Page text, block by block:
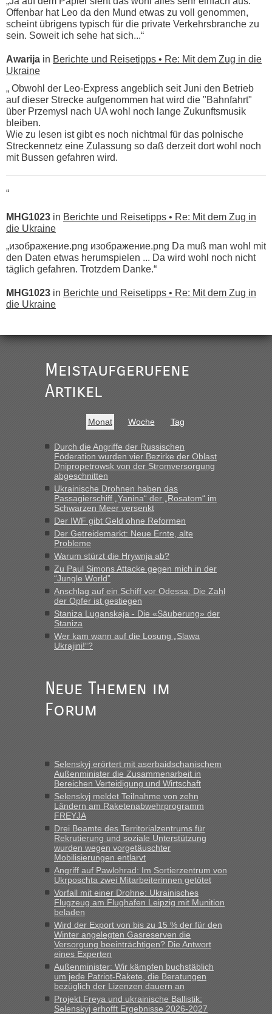
Offenbar hat Leo da den Mund etwas zu voll genommen,
scheint übrigens typisch für die private Verkehrsbranche zu
sein. Soweit ich sehe hat sich...“
Awarija in Berichte und Reisetipps • Re: Mit dem Zug in die
Ukraine
„ Obwohl der Leo-Express angeblich seit Juni den Betrieb
auf dieser Strecke aufgenommen hat wird die "Bahnfahrt"
über Przemysl nach UA wohl noch lange Zukunftsmusik
bleiben.
Wie zu lesen ist gibt es noch nichtmal für das polnische
Streckennetz eine Zulassung so daß derzeit dort wohl noch
mit Bussen gefahren wird.
“
MHG1023 in Berichte und Reisetipps • Re: Mit dem Zug in
die Ukraine
„изображение.png изображение.png Da muß man wohl mit
den Daten etwas herumspielen ... Da wird wohl noch nicht
täglich gefahren. Trotzdem Danke.“
MHG1023 in Berichte und Reisetipps • Re: Mit dem Zug in
die Ukraine
Ist korrekt, aber ich finde man hätte trotzdem im Text gleich
darauf hinweisen können.
War aber nicht "böse" gemeint ...
buchbar - warum auch immer ...
Hab´s versucht - bekomme aber immer angezeigt "auf dieser
Strecke fahren wir nicht"
inBerichte und Reisetipps • Re: Mit dem Zug in
die Ukraine
„Man sollte aber explizit dazu schreiben, daß es ein Zug von
LeoExpress ist - und nur auf deren Webseite kann man die
Fahrkarten kaufen. Zumindest ist es die erste Umsteigefreie
Verbindung von Deutschland...“
Recht, Visa und Dokumente • Re: Deklaration
gebrauchter Kleidung beim Zoll
„Vielen Dank, mit einem Briefchen meiner Frau im Gepäck
gab es keine Probleme“
fast 11 Milliarden aufgedeckt
„Am besten wäre natürlich, wenn die Frau mit dabei ist.
Alleinreisende Männer stehen schließlich immer unter
Milliarden aufgedeckt
„Kein Zoll. Du musst an sich nur sagen dass das privat ist
und du nicht damit handeln willst. So lange das nicht
Originalverpackt ist und ersichlich das nicht neu sollte es
keine Probleme geben“
Recht, Visa und Dokumente • Deklaration
gebrauchter Kleidung beim Zoll
„Hallo Leute, ich weiß nicht, ob ich hier richtig bin mit meiner
Anfrage. Ich möchte 4 Umzugskartons mit gebrauchter
Straßen Kleidung bei der Einreise in die Ukraine
mitnehmen. Es ist gebrauchte Kleidung...“
Berichte und Reisetipps • Re: An welchem
Grenzübergang zwischen Polen und der Ukraine geht es am
schnellsten?
„Wir sind mit unserem Wohnmobil, wie geplant am Montag
15.6. in Krakovets rüber. Sehr zeitig los gegen 5 Uhr in der
Früh. Mit sehr sehr wenig Verkehr, super bis zur Grenze. Nur
8 PKW vor der Schranke....“
Meistaufgerufene
Artikel
Monat Woche Tag
Durch die Angriffe der Russischen
Föderation wurden vier Bezirke der Oblast
Dnipropetrowsk von der Stromversorgung
abgeschnitten
Ukrainische Drohnen haben das
Passagierschiff „Yanina“ der „Rosatom“ im
Schwarzen Meer versenkt
Der IWF gibt Geld ohne Reformen
Der Getreidemarkt: Neue Ernte, alte
Probleme
Warum stürzt die Hrywnja ab?
Zu Paul Simons Attacke gegen mich in der
“Jungle World”
Anschlag auf ein Schiff vor Odessa: Die Zahl
der Opfer ist gestiegen
Staniza Luganskaja - Die «Säuberung» der
Staniza
Wer kam wann auf die Losung „Slawa
Ukrajini!“?
Neue Themen im
Forum
Selenskyj erörtert mit aserbaidschanischem
Außenminister die Zusammenarbeit in
Bereichen Verteidigung und Wirtschaft
Selenskyj meldet Teilnahme von zehn
Ländern am Raketenabwehrprogramm
FREYJA
Drei Beamte des Territorialzentrums für
Rekrutierung und soziale Unterstützung
wurden wegen vorgetäuschter
Mobilisierungen entlarvt
Angriff auf Pawlohrad: Im Sortierzentrum von
Ukrposchta zwei Mitarbeiterinnen getötet
Vorfall mit einer Drohne: Ukrainisches
Flugzeug am Flughafen Leipzig mit Munition
beladen
Wird der Export von bis zu 15 % der für den
Winter angelegten Gasreserven die
Versorgung beeinträchtigen? Die Antwort
eines Experten
Außenminister: Wir kämpfen buchstäblich
um jede Patriot-Rakete, die Beratungen
bezüglich der Lizenzen dauern an
Projekt Freya und ukrainische Ballistik:
Selenskyj erhofft Ergebnisse 2026-2027